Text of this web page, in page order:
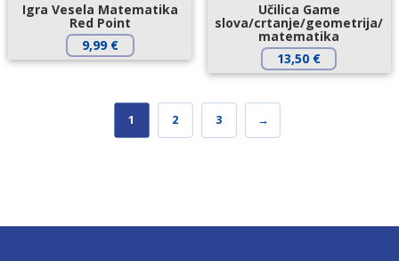
Igra Vesela Matematika
Red Point
9,99 €
Učilica Game
slova/crtanje/geometrija/
matematika
13,50 €
1 2 3 →